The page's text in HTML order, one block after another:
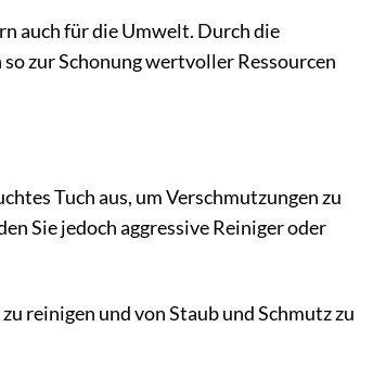
auch für die Umwelt. Durch die
zur Schonung wertvoller Ressourcen
Tuch aus, um Verschmutzungen zu
Sie jedoch aggressive Reiniger oder
reinigen und von Staub und Schmutz zu